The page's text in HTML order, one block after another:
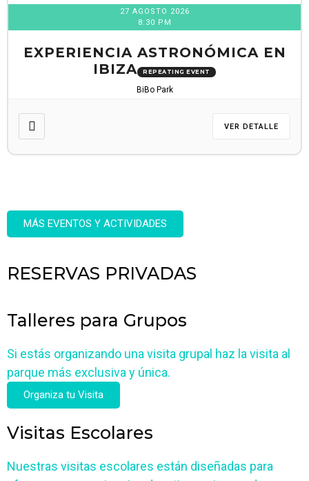
27 AGOSTO 2026
8:30 PM
EXPERIENCIA ASTRONÓMICA EN
IBIZA
REPEATING EVENT
BiBo Park
VER DETALLE
MÁS EVENTOS Y ACTIVIDADES
RESERVAS PRIVADAS
Talleres para Grupos
Si estás organizando una visita grupal haz la visita al
parque más exclusiva y única.
Organiza tu Visita
Visitas Escolares
Nuestras visitas escolares están diseñadas para